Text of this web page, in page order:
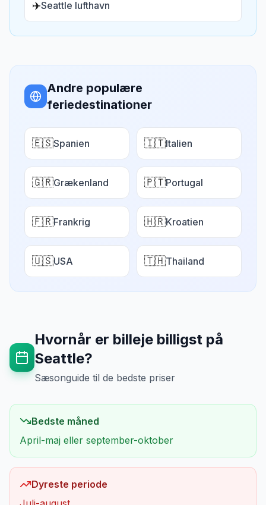
✈️Seattle lufthavn
Andre populære
feriedestinationer
🇪🇸Spanien 🇮🇹Italien
🇬🇷Grækenland 🇵🇹Portugal
🇫🇷Frankrig 🇭🇷Kroatien
🇺🇸USA 🇹🇭Thailand
Hvornår er billeje billigst på
Seattle?
Sæsonguide til de bedste priser
Bedste måned
April-maj eller september-oktober
Dyreste periode